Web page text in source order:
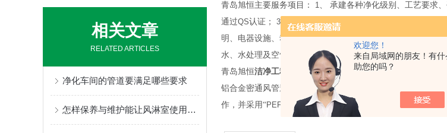
欢迎您！
来自局域网的朋友！有
助您的吗？
相关文章
RELATED ARTICLES
净化车间的管道要满足哪些要求
怎样保养与维护能让风淋室使用寿命更长？
青岛旭恒主要服务项目：
1、 承建各种净化级别、工艺要求
通过QS认证； 3 承建相对负压、高温、防火防爆、隔音消
明、电器设施、动力、电器控制系统及空调自动控制系统；5
水、水处理及空气处理系统； 7、承接净化空调系统工程咨询
青岛旭恒洁净工程 的主要结构材料：1.洁净室墙、顶板材料一
铝合金密通风管道选用镀锌钢板或喷涂薄钢板闭玻璃固定窗。
作，并采用“PEF ”阻燃型的保温板做保温。